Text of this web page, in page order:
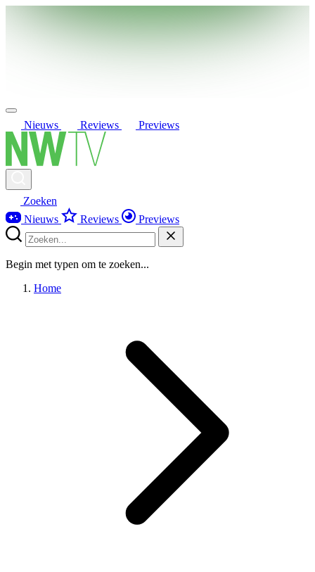
Nieuws Reviews Previews
Zoeken
Nieuws
Reviews Previews
Begin met typen om te zoeken...
Home